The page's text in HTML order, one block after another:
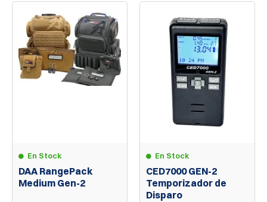
En Stock
DAA RangePack
Medium Gen-2
En Stock
CED7000 GEN-2
Temporizador de
Disparo